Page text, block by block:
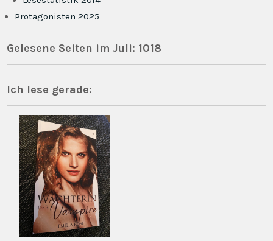
Protagonisten 2025
Gelesene Seiten im Juli: 1018
Ich lese gerade: